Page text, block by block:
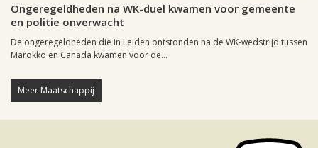
Ongeregeldheden na WK-duel kwamen voor gemeente
en politie onverwacht
De ongeregeldheden die in Leiden ontstonden na de WK-wedstrijd tussen
Marokko en Canada kwamen voor de...
Meer Maatschappij